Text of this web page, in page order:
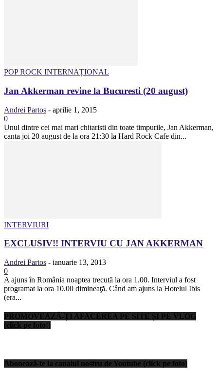
POP ROCK INTERNAȚIONAL
Jan Akkerman revine la Bucuresti (20 august)
Andrei Partos - aprilie 1, 2015
0
Unul dintre cei mai mari chitaristi din toate timpurile, Jan Akkerman,
canta joi 20 august de la ora 21:30 la Hard Rock Cafe din...
INTERVIURI
EXCLUSIV!! INTERVIU CU JAN AKKERMAN
Andrei Partos - ianuarie 13, 2013
0
A ajuns în România noaptea trecută la ora 1.00. Interviul a fost
programat la ora 10.00 dimineaţă. Când am ajuns la Hotelul Ibis
(era...
PROMOVEAZĂ-ȚI AFACEREA PE SITE ȘI PE VLOG
(click pe foto!)
Abonează-te la canalul nostru de Youtube (click pe foto)